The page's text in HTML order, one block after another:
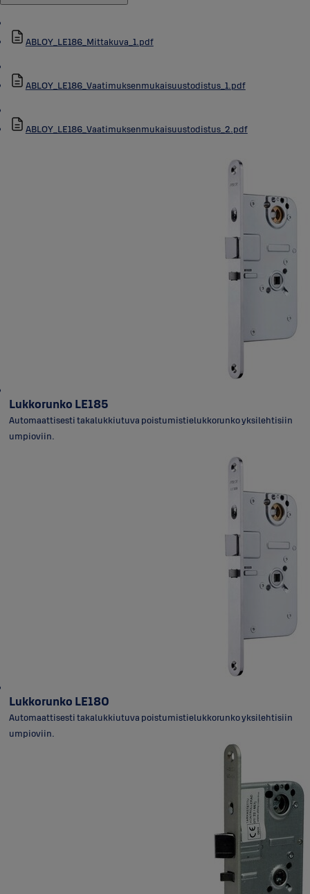
ABLOY_LE186_Mittakuva_1.pdf
ABLOY_LE186_Vaatimuksenmukaisuustodistus_1.pdf
ABLOY_LE186_Vaatimuksenmukaisuustodistus_2.pdf
Lukkorunko LE185
Automaattisesti takalukkiutuva poistumistielukkorunko yksilehtisiin
umpioviin.
Lukkorunko LE180
Automaattisesti takalukkiutuva poistumistielukkorunko yksilehtisiin
umpioviin.